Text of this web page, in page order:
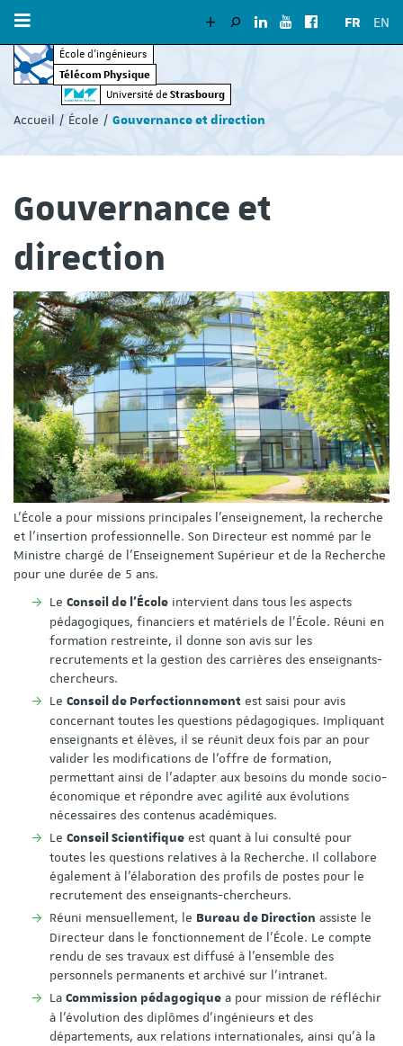
École d’ingénieurs
Télécom Physique
Université de Strasbourg
FR EN
êtes
Accueil École Gouvernance et direction
Gouvernance et
direction
L'École a pour missions principales l'enseignement, la recherche
et l'insertion professionnelle. Son Directeur est nommé par le
Ministre chargé de l'Enseignement Supérieur et de la Recherche
pour une durée de 5 ans.
Le Conseil de l'Écoleintervient dans tous les aspects
pédagogiques, financiers et matériels de l'École. Réuni en
formation restreinte, il donne son avis sur les
recrutements et la gestion des carrières des enseignants-
chercheurs.
Le Conseil de Perfectionnementest saisi pour avis
concernant toutes les questions pédagogiques. Impliquant
enseignants et élèves, il se réunit deux fois par an pour
valider les modifications de l’offre de formation,
permettant ainsi de l’adapter aux besoins du monde socio-
économique et répondre avec agilité aux évolutions
nécessaires des contenus académiques.
Le Conseil Scientifiqueest quant à lui consulté pour
toutes les questions relatives à la Recherche. Il collabore
également à l'élaboration des profils de postes pour le
recrutement des enseignants-chercheurs.
Réuni mensuellement, le Bureau de Direction assiste le
Directeur dans le fonctionnement de l'École. Le compte
rendu de ses travaux est diffusé à l’ensemble des
personnels permanents et archivé sur l’intranet.
La Commission pédagogiquea pour mission de réfléchir
à l’évolution des diplômes d’ingénieurs et des
départements, aux relations internationales, ainsi qu'à la